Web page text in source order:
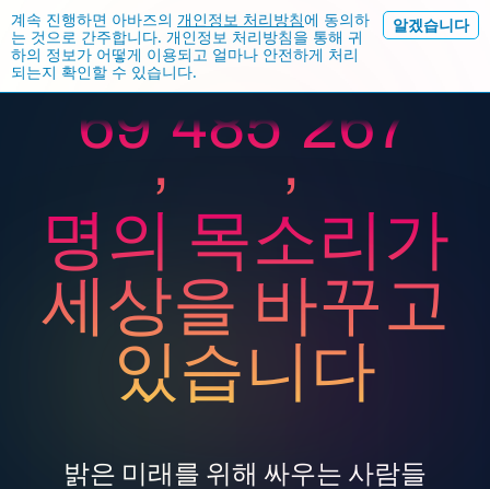
계속 진행하면 아바즈의 개인정보 처리방침에 동의하
는 것으로 간주합니다. 개인정보 처리방침을 통해 귀
하의 정보가 어떻게 이용되고 얼마나 안전하게 처리
되는지 확인할 수 있습니다.
알겠습니다
6
70
1
9
,
4
5
60
8
9
5
6
7
,
2
3
4
6
7
8
7
8
명의 목소리가
세상을 바꾸고
있습니다
밝은 미래를 위해 싸우는 사람들